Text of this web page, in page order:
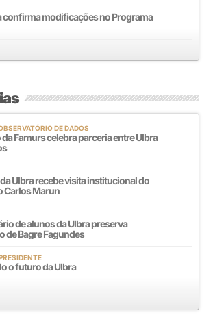
confirma modificações no Programa
DE DADOS
Famurs celebra parceria entre Ulbra
Ulbra recebe visita institucional do
Carlos Marun
de alunos da Ulbra preserva
de Bagre Fagundes
o futuro da Ulbra